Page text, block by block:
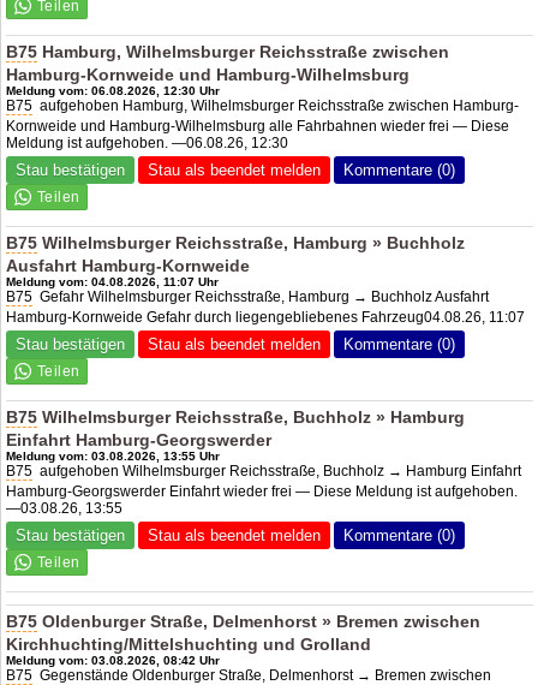
B75 Hamburg, Wilhelmsburger Reichsstraße zwischen
Hamburg-Kornweide und Hamburg-Wilhelmsburg
Meldung vom: 06.08.2026, 12:30 Uhr
B75 aufgehoben Hamburg, Wilhelmsburger Reichsstraße zwischen Hamburg-
Kornweide und Hamburg-Wilhelmsburg alle Fahrbahnen wieder frei — Diese
Meldung ist aufgehoben. —06.08.26, 12:30
Stau bestätigen Stau als beendet melden Kommentare (0)
B75 Wilhelmsburger Reichsstraße, Hamburg » Buchholz
Ausfahrt Hamburg-Kornweide
Meldung vom: 04.08.2026, 11:07 Uhr
B75 Gefahr Wilhelmsburger Reichsstraße, Hamburg → Buchholz Ausfahrt
Hamburg-Kornweide Gefahr durch liegengebliebenes Fahrzeug04.08.26, 11:07
Stau bestätigen Stau als beendet melden Kommentare (0)
B75 Wilhelmsburger Reichsstraße, Buchholz » Hamburg
Einfahrt Hamburg-Georgswerder
Meldung vom: 03.08.2026, 13:55 Uhr
B75 aufgehoben Wilhelmsburger Reichsstraße, Buchholz → Hamburg Einfahrt
Hamburg-Georgswerder Einfahrt wieder frei — Diese Meldung ist aufgehoben.
—03.08.26, 13:55
Stau bestätigen Stau als beendet melden Kommentare (0)
B75 Oldenburger Straße, Delmenhorst » Bremen zwischen
Kirchhuchting/Mittelshuchting und Grolland
Meldung vom: 03.08.2026, 08:42 Uhr
B75 Gegenstände Oldenburger Straße, Delmenhorst → Bremen zwischen